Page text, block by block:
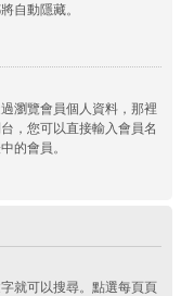
自動隱藏。
瀏覽會員個人資料，那裡
，您可以直接輸入會員名
的會員。
就可以搜尋。點選每頁頁